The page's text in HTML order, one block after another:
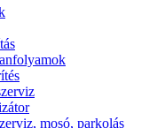
mosó, parkolás